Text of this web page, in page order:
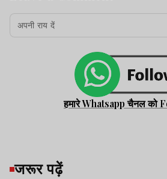
हमारे Whatsapp चैनल को
जरूर पढ़ें